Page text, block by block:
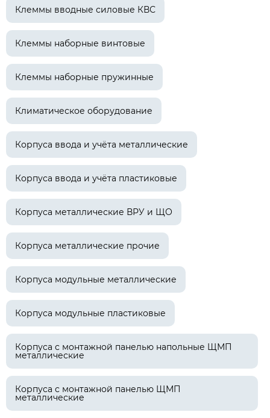
Клеммы вводные силовые КВС
Клеммы наборные винтовые
Клеммы наборные пружинные
Климатическое оборудование
Корпуса ввода и учёта металлические
Корпуса ввода и учёта пластиковые
Корпуса металлические ВРУ и ЩО
Корпуса металлические прочие
Корпуса модульные металлические
Корпуса модульные пластиковые
Корпуса с монтажной панелью напольные ЩМП
металлические
Корпуса с монтажной панелью ЩМП
металлические